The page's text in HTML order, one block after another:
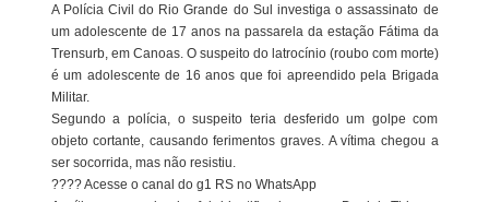
A Polícia Civil do Rio Grande do Sul investiga o assassinato de
um adolescente de 17 anos na passarela da estação Fátima da
Trensurb, em Canoas. O suspeito do latrocínio (roubo com morte)
é um adolescente de 16 anos que foi apreendido pela Brigada
Militar.
Segundo a polícia, o suspeito teria desferido um golpe com
objeto cortante, causando ferimentos graves. A vítima chegou a
ser socorrida, mas não resistiu.
???? Acesse o canal do g1 RS no WhatsApp